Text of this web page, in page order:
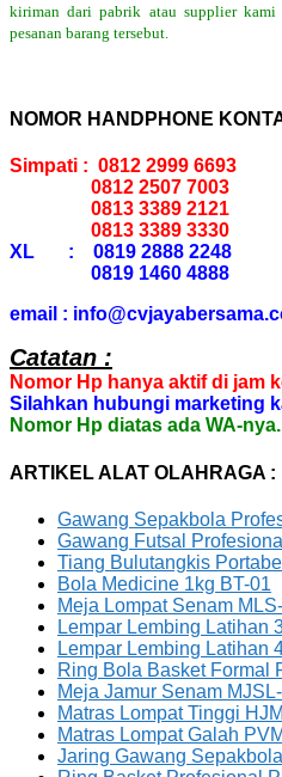
kiriman dari pabrik atau supplier kami
pesanan barang tersebut.
NOMOR HANDPHONE
Simpati : 0812 2999 6693
0812 2507 7003
0813 3389 2121
0813 3389 3330
XL : 0819 2888 2248
0819 1460 4888
email :
Catatan :
Nomor Hp hanya aktif di jam
Silahkan hubungi marketing
Nomor Hp diatas ada WA-nya.
ARTIKEL ALAT OLAHRAGA :
Gawang Sepakbola
Gawang Futsal
Tiang Bulutangkis
Bola Medicine 1kg BT-01
Meja Lompat Senam
Lempar Lembing Latihan
Lempar Lembing Latihan
Ring Bola Basket Formal
Meja Jamur Senam
Matras Lompat Tinggi
Matras Lompat Galah
Jaring Gawang